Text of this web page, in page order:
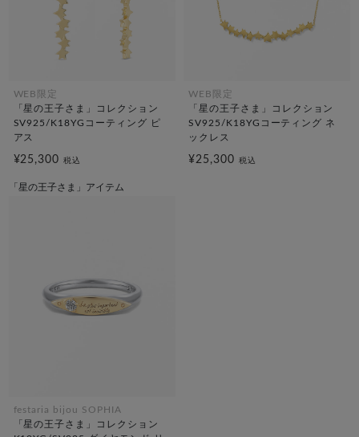
WEB限定
「星の王子さま」コレクション
SV925/K18YGコーティング ピ
アス
¥25,300税込
WEB限定
「星の王子さま」コレクション
SV925/K18YGコーティング ネ
ックレス
¥25,300 税込
「星の王子さま」アイテム
festaria bijou SOPHIA
「星の王子さま」コレクション